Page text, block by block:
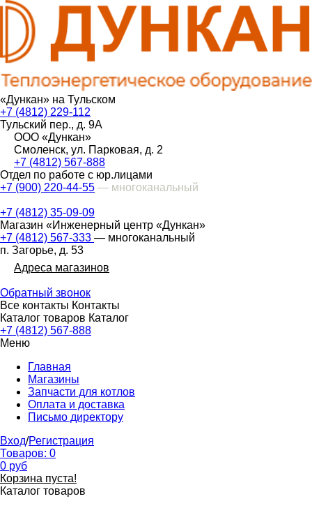
«Дункан» на Тульском
+7 (4812) 229-112
Тульский пер., д. 9А
ООО «Дункан»
Смоленск, ул. Парковая, д. 2
+7 (4812) 567-888
Отдел по работе с юр.лицами
+7 (900) 220-44-55 — многоканальный
+7 (4812) 35-09-09
Магазин «Инженерный центр «Дункан»
+7 (4812) 567-333 — многоканальный
п. Загорье, д. 53
Адреса магазинов
Обратный звонок
Все контакты Контакты
Каталог товаров Каталог
+7 (4812) 567-888
Меню
Главная
Магазины
Запчасти для котлов
Оплата и доставка
Письмо директору
Вход/Регистрация
Товаров: 0
0 руб
Корзина пуста!
Каталог товаров